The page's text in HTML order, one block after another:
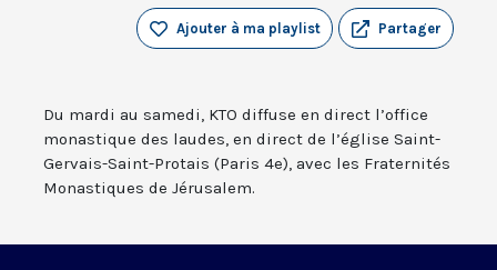
Partager
Ajouter à ma playlist
Du mardi au samedi, KTO diffuse en direct l’office
monastique des laudes, en direct de l’église Saint-
Gervais-Saint-Protais (Paris 4e), avec les Fraternités
Monastiques de Jérusalem.